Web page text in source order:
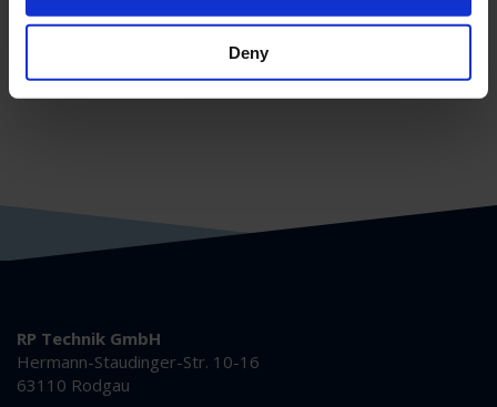
Deny
PRODUIT
RP Technik GmbH
Hermann-Staudinger-Str. 10-16
63110 Rodgau